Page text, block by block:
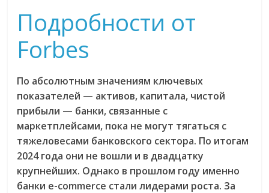
Подробности от
Forbes
По абсолютным значениям ключевых
показателей — активов, капитала, чистой
прибыли — банки, связанные с
маркетплейсами, пока не могут тягаться с
тяжеловесами банковского сектора. По итогам
2024 года они не вошли и в двадцатку
крупнейших. Однако в прошлом году именно
банки e-commerce стали лидерами роста. За